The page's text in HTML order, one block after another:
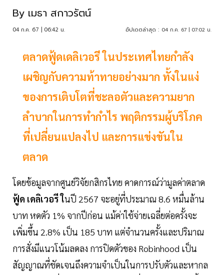
By เมธา สกาวรัตน์
04 ก.ค. 67 | 06:42 น. อัปเดตล่าสุด : 04 ก.ค. 67 | 07:02 น.
ตลาดฟู้ดเดลิเวอรี ในประเทศไทยกำลัง
เผชิญกับความท้าทายอย่างมาก ทั้งในแง่
ของการเติบโตที่ชะลอตัวและความยาก
ลำบากในการทำกำไร พฤติกรรมผู้บริโภค
ที่เปลี่ยนแปลงไป และการแข่งขันใน
ตลาด
โดยข้อมูลจากศูนย์วิจัยกสิกรไทย คาดการณ์ว่ามูลค่าตลาด
ฟู้ด เดลิเวอรี ในปี 2567 จะอยู่ที่ประมาณ 8.6 หมื่นล้าน
บาท หดตัว 1% จากปีก่อน แม้ค่าใช้จ่ายเฉลี่ยต่อครั้งจะ
เพิ่มขึ้น 2.8% เป็น 185 บาท แต่จำนวนครั้งและปริมาณ
การสั่งมีแนวโน้มลดลง การปิดตัวของ Robinhood เป็น
สัญญาณที่ชัดเจนถึงความจำเป็นในการปรับตัวและหากล